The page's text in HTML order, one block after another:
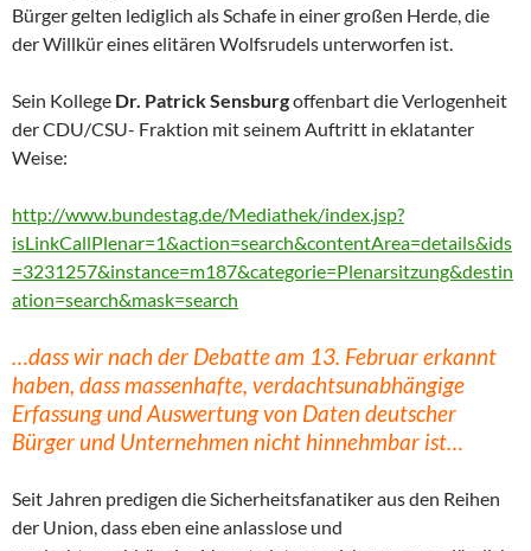
Bürger gelten lediglich als Schafe in einer großen Herde, die
der Willkür eines elitären Wolfsrudels unterworfen ist.
Sein Kollege Dr. Patrick Sensburgoffenbart die Verlogenheit
der CDU/CSU- Fraktion mit seinem Auftritt in eklatanter
Weise:
http://www.bundestag.de/Mediathek/index.jsp?
isLinkCallPlenar=1&action=search&contentArea=details&ids
=3231257&instance=m187&categorie=Plenarsitzung&destin
ation=search&mask=search
…dass wir nach der Debatte am 13. Februar erkannt
haben, dass massenhafte, verdachtsunabhängige
Erfassung und Auswertung von Daten deutscher
Bürger und Unternehmen nicht hinnehmbar ist…
Seit Jahren predigen die Sicherheitsfanatiker aus den Reihen
der Union, dass eben eine anlasslose und